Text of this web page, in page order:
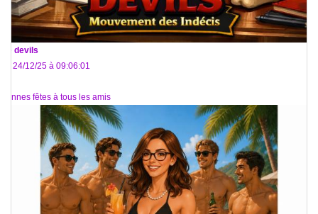
devils
Le 24/12/25 à 09:06:01
Bonnes fêtes à tous les amis